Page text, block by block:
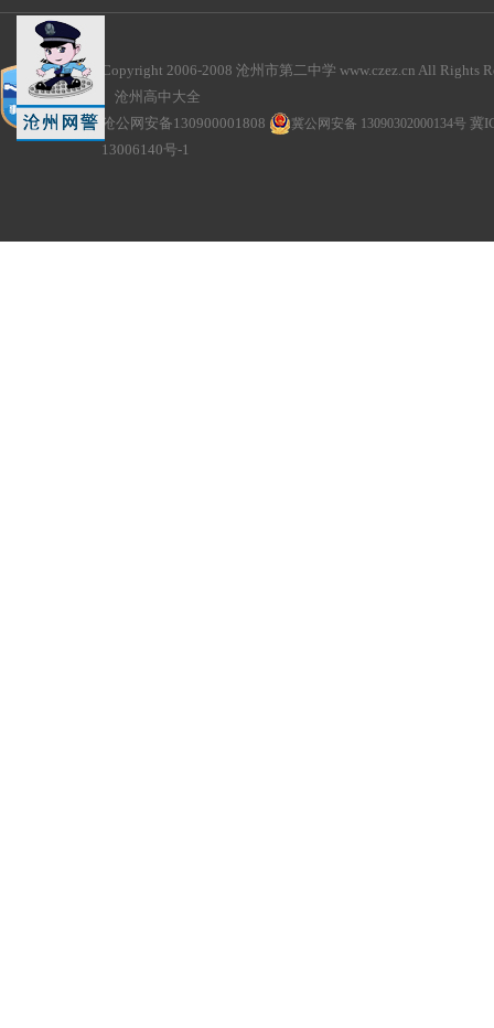
Copyright 2006-2008 沧州市第二中学 www.czez.cn All Rights
沧州高中大全
沧公网安备130900001808
冀公网安备 13090302000134号 冀
13006140号-1